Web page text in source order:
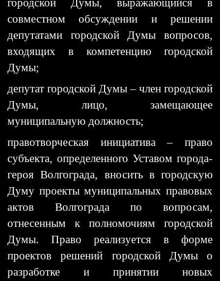
совместном обсуждении и решении
депутатами городской Думы вопросов,
входящих в компетенцию городской
Думы;
депутат городской Думы – член городской
Думы, лицо, замещающее
муниципальную должность;
правотворческая инициатива – право
субъекта, определенного Уставом города-
героя Волгограда, вносить в городскую
Думу проекты муниципальных правовых
актов Волгограда по вопросам,
отнесенным к полномочиям городской
Думы. Право реализуется в форме
проектов решений городской Думы о
разработке и принятии новых